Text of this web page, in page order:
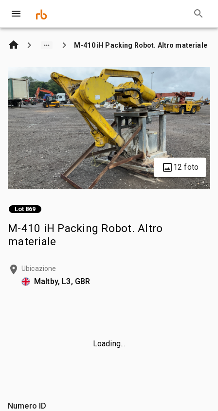
M-410 iH Packing Robot. Altro materiale
12 foto
Lot 869
M-410 iH Packing Robot. Altro
materiale
Ubicazione
Maltby, L3, GBR
Loading...
Numero ID